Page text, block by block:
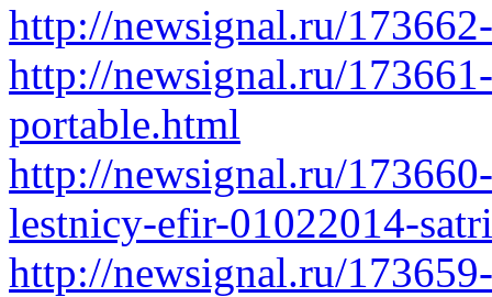
http://newsignal.ru/
http://newsignal.ru/
portable.html
http://newsignal.ru/
lestnicy-efir-01022014-
http://newsignal.ru/